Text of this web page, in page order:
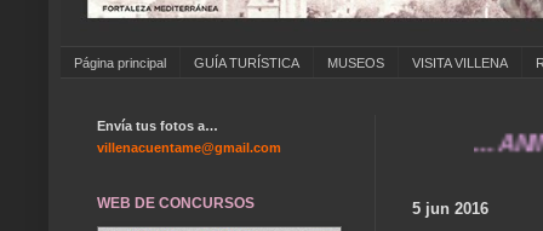
Página principal GUÍA TURÍSTICA MUSEOS VISITA VILLENA
... ANÍMATE
5 jun 2016
Envía tus fotos a…
villenacuentame@gmail.com
WEB DE CONCURSOS